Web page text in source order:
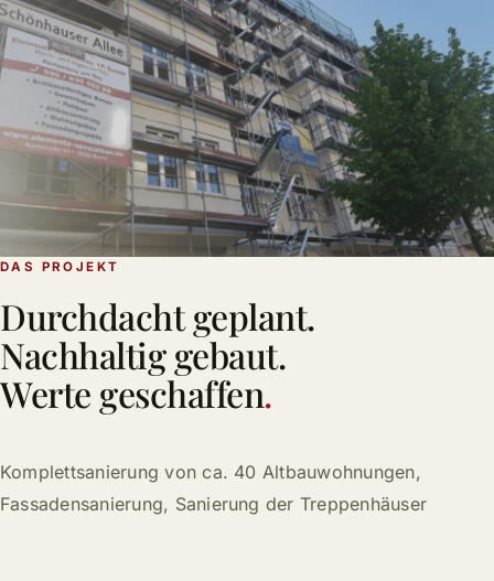
DAS PROJEKT
Durchdacht geplant.
Nachhaltig gebaut.
Werte geschaffen.
Komplettsanierung von ca. 40 Altbauwohnungen,
Fassadensanierung, Sanierung der Treppenhäuser